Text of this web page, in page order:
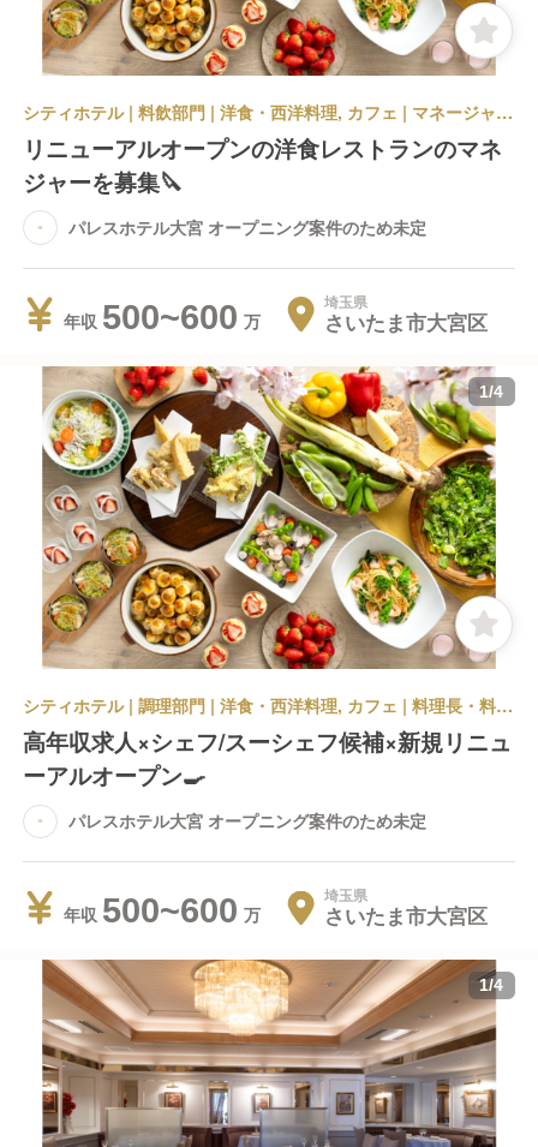
シティホテル | 料飲部門 | 洋食・西洋料理, カフェ | マネージャー・管理職(料飲) | パレスホテル大宮 オープニング案件のため未定
リニューアルオープンの洋食レストランのマネ
ジャーを募集🔪
パレスホテル大宮 オープニング案件のため未定
年収 500~600 埼玉県
さいたま市大宮区
1/4
シティホテル | 調理部門 | 洋食・西洋料理, カフェ | 料理長・料理長候補 | パレスホテル大宮 オープニング案件のため未定
高年収求人×シェフ/スーシェフ候補×新規リニュ
ーアルオープン🍳
パレスホテル大宮 オープニング案件のため未定
年収 500~600 埼玉県
さいたま市大宮区
1/4